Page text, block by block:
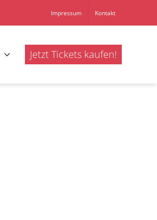
Impressum Kontakt
Jetzt Tickets kaufen!